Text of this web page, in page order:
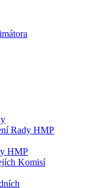
Rady HMP
HMP
Komisí